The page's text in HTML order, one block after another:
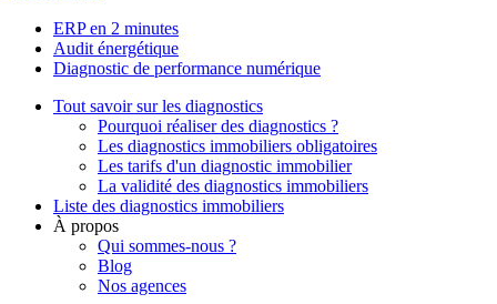
ERP en 2 minutes
Audit énergétique
Diagnostic de performance numérique
Tout savoir sur les diagnostics
Pourquoi réaliser des diagnostics ?
Les diagnostics immobiliers obligatoires
Les tarifs d'un diagnostic immobilier
La validité des diagnostics immobiliers
Liste des diagnostics immobiliers
À propos
Qui sommes-nous ?
Blog
Nos agences